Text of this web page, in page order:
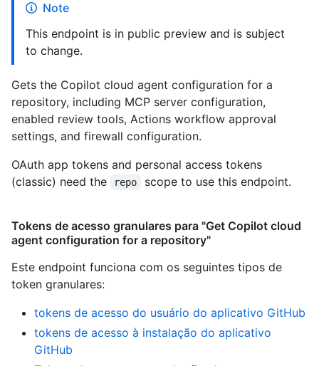
Note
This endpoint is in public preview and is subject
to change.
Gets the Copilot cloud agent configuration for a
repository, including MCP server configuration,
enabled review tools, Actions workflow approval
settings, and firewall configuration.
OAuth app tokens and personal access tokens
(classic) need the
repo scope to use this endpoint.
Tokens de acesso granulares para "Get Copilot cloud
agent configuration for a repository"
Este endpoint funciona com os seguintes tipos de
token granulares:
tokens de acesso do usuário do aplicativo GitHub
tokens de acesso à instalação do aplicativo
GitHub